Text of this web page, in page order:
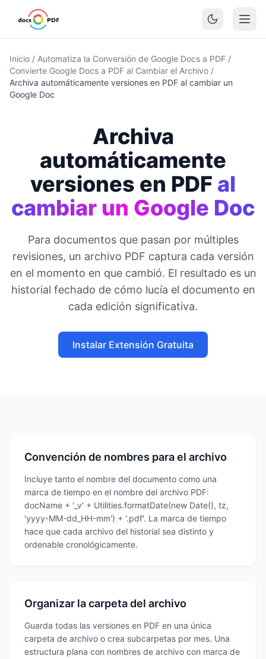
Inicio / Automatiza la Conversión de Google Docs a PDF /
Convierte Google Docs a PDF al Cambiar el Archivo /
Archiva automáticamente versiones en PDF al cambiar un
Google Doc
Archiva
automáticamente
versiones en PDF al
cambiar un Google Doc
Para documentos que pasan por múltiples
revisiones, un archivo PDF captura cada versión
en el momento en que cambió. El resultado es un
historial fechado de cómo lucía el documento en
cada edición significativa.
Instalar Extensión Gratuita
Convención de nombres para el archivo
Incluye tanto el nombre del documento como una
marca de tiempo en el nombre del archivo PDF:
docName + '_v' + Utilities.formatDate(new Date(), tz,
'yyyy-MM-dd_HH-mm') + '.pdf'. La marca de tiempo
hace que cada archivo del historial sea distinto y
ordenable cronológicamente.
Organizar la carpeta del archivo
Guarda todas las versiones en PDF en una única
carpeta de archivo o crea subcarpetas por mes. Una
estructura plana con nombres de archivo con marca de